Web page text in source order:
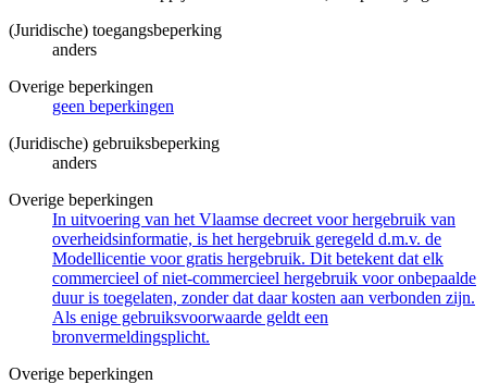
(Juridische) toegangsbeperking
anders
Overige beperkingen
geen beperkingen
(Juridische) gebruiksbeperking
anders
Overige beperkingen
In uitvoering van het Vlaamse decreet voor hergebruik van
overheidsinformatie, is het hergebruik geregeld d.m.v. de
Modellicentie voor gratis hergebruik. Dit betekent dat elk
commercieel of niet-commercieel hergebruik voor onbepaalde
duur is toegelaten, zonder dat daar kosten aan verbonden zijn.
Als enige gebruiksvoorwaarde geldt een
bronvermeldingsplicht.
Overige beperkingen